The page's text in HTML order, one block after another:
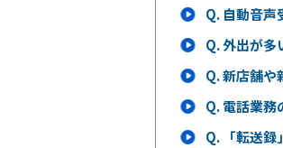
Q. 自動音声
Q.外出が多
Q.新店舗や
Q.電話業務
Q. 「転送